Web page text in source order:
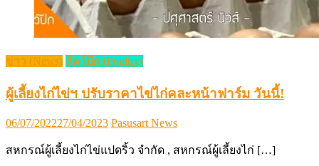
ข่าว (News) สัตว์ปีก (Poultry)
ผู้เลี้ยงไก่ไข่ฯ ปรับราคาไข่ไก่คละหน้าฟาร์ม วันนี้!
Posted
06/07/202227/04/2023 Author
Pasusart News
สหกรณ์ผู้เลี้ยงไก่ไข่แปดริ้ว จำกัด , สหกรณ์ผู้เลี้ยงไก่ […]